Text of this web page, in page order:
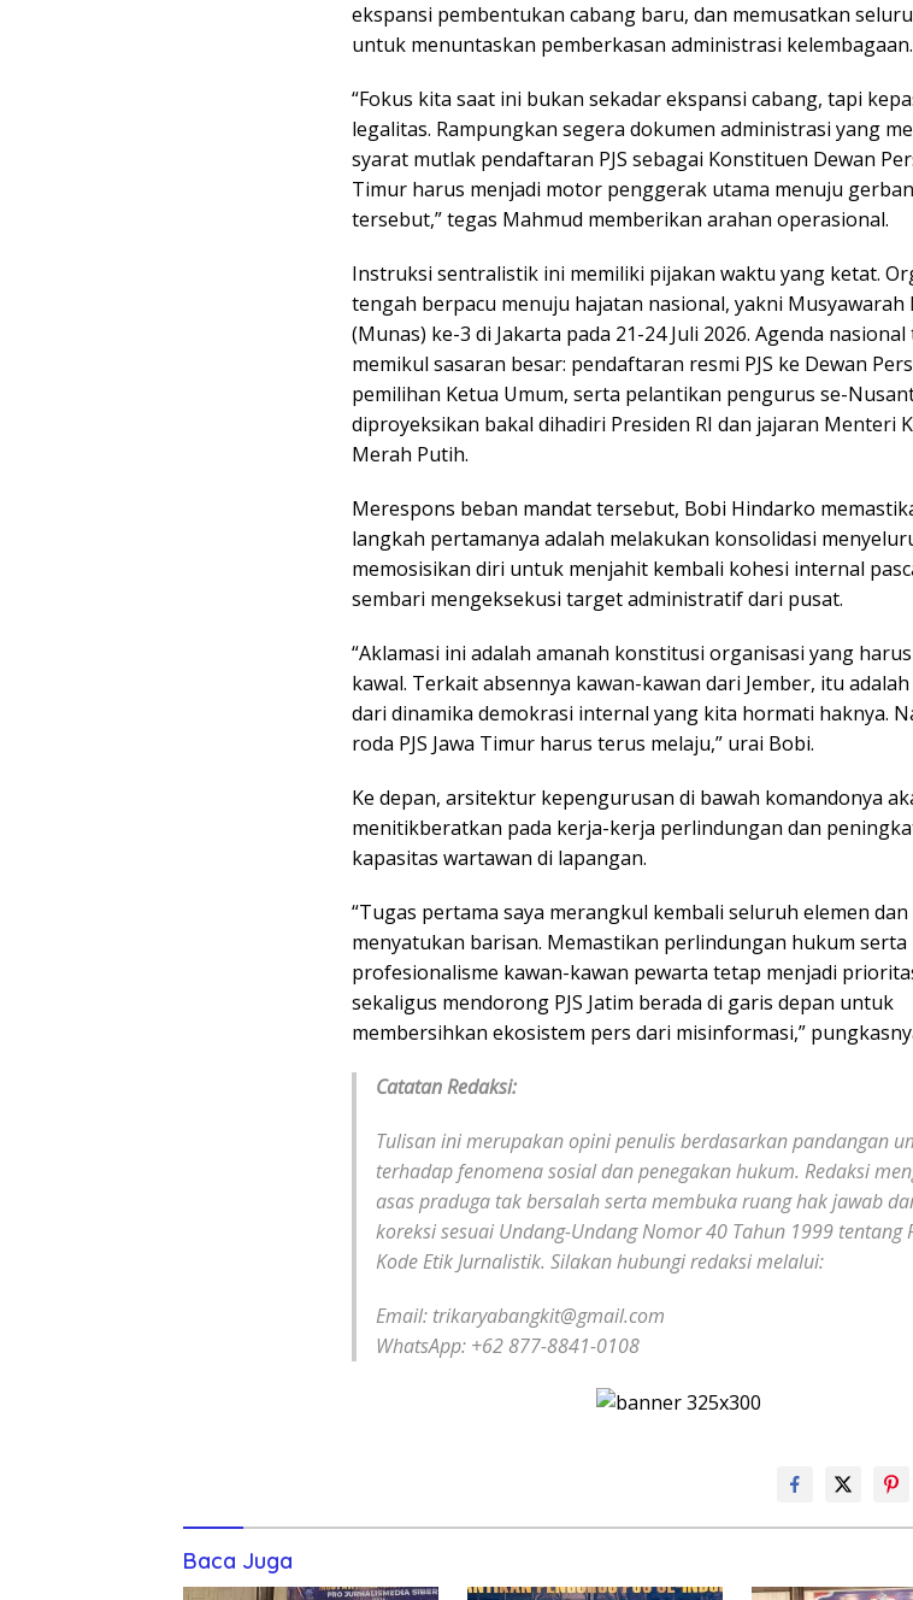
ekspansi pembentukan cabang baru, dan memusatkan
untuk menuntaskan pemberkasan administrasi kelembagaan.
“Fokus kita saat ini bukan sekadar ekspansi cabang, tapi
legalitas. Rampungkan segera dokumen administrasi yang
syarat mutlak pendaftaran PJS sebagai Konstituen Dewan
Timur harus menjadi motor penggerak utama menuju
tersebut,” tegas Mahmud memberikan arahan operasional.
Instruksi sentralistik ini memiliki pijakan waktu yang ketat.
tengah berpacu menuju hajatan nasional, yakni Musyawarah
(Munas) ke-3 di Jakarta pada 21-24 Juli 2026. Agenda
memikul sasaran besar: pendaftaran resmi PJS ke Dewan
pemilihan Ketua Umum, serta pelantikan pengurus se-
diproyeksikan bakal dihadiri Presiden RI dan jajaran Menteri
Merah Putih.
Merespons beban mandat tersebut, Bobi Hindarko
langkah pertamanya adalah melakukan konsolidasi
memosisikan diri untuk menjahit kembali kohesi internal
sembari mengeksekusi target administratif dari pusat.
“Aklamasi ini adalah amanah konstitusi organisasi yang
kawal. Terkait absennya kawan-kawan dari Jember, itu
dari dinamika demokrasi internal yang kita hormati haknya.
roda PJS Jawa Timur harus terus melaju,” urai Bobi.
Ke depan, arsitektur kepengurusan di bawah komandonya
menitikberatkan pada kerja-kerja perlindungan dan
kapasitas wartawan di lapangan.
“Tugas pertama saya merangkul kembali seluruh elemen dan
menyatukan barisan. Memastikan perlindungan hukum serta
profesionalisme kawan-kawan pewarta tetap menjadi
sekaligus mendorong PJS Jatim berada di garis depan untuk
membersihkan ekosistem pers dari misinformasi,”
Catatan Redaksi:
Tulisan ini merupakan opini penulis berdasarkan pandangan
terhadap fenomena sosial dan penegakan hukum. Redaksi
asas praduga tak bersalah serta membuka ruang hak jawab
koreksi sesuai Undang-Undang Nomor 40 Tahun 1999 tentang
Kode Etik Jurnalistik. Silakan hubungi redaksi melalui:
Email: trikaryabangkit@gmail.com
WhatsApp: +62 877-8841-0108
Baca Juga